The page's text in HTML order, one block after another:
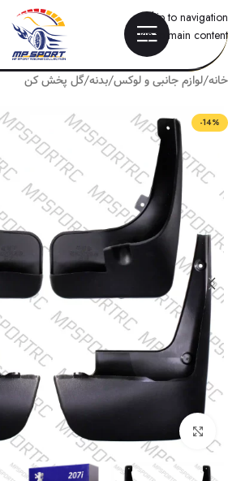
Skip to navigation
Skip to main content
خانه/لوازم جانبی و لوکس/بدنه/گل پخش کن
-14%
بزرگنمایی تصویر